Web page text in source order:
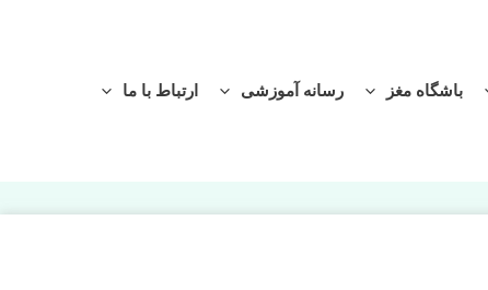
باشگاه مغز رسانه آموزشی ارتباط با ما